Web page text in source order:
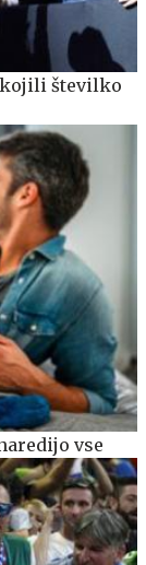
številko
vse